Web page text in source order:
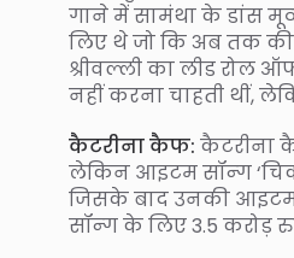
गाने में सामंथा के डांस
लिए थे जो कि अब तक
श्रीवल्ली का लीड रोल
नहीं करना चाहती थीं,
कैटरीना कैफ: कैटरीना
लेकिन आइटम सॉन्ग
जिसके बाद उनकी आइटम
सॉन्ग के लिए 3.5 करोड़